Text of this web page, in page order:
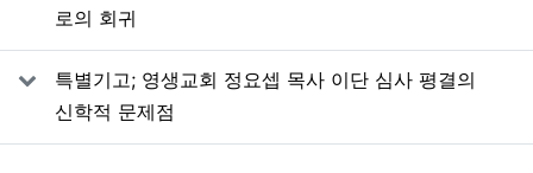
로의 회귀
특별기고; 영생교회 정요셉 목사 이단 심사 평결의
신학적 문제점